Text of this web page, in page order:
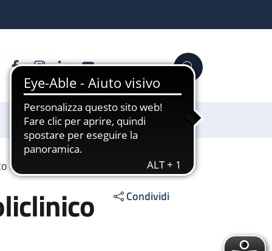
FacebookInstagram
LinkedinYouTube Cerca
Sostienici
Sant'Orsola
Condividi